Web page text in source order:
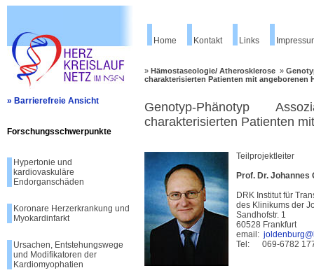
» Barrierefreie Ansicht
Forschungsschwerpunkte
Hypertonie und
kardiovaskuläre
Endorganschäden
Koronare Herzerkrankung und
Myokardinfarkt
Ursachen, Entstehungswege
und Modifikatoren der
Kardiomyophatien
Home Kontakt Links
» Hämostaseologie/ Atherosklerose »
charakterisierten Patienten mit angeborenen
Genotyp-Phänotyp
charakterisierten Patienten
Teilprojektleiter
Prof. Dr. Johannes
DRK Institut für
des Klinikums der
Sandhofstr. 1
60528 Frankfurt
email:
Tel: 069-6782